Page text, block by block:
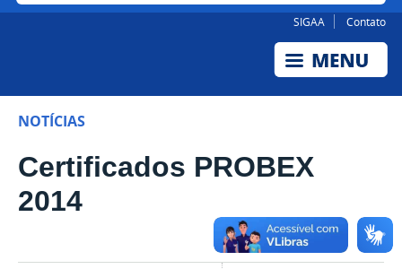
SIGAA Contato
NOTÍCIAS
Certificados PROBEX
2014